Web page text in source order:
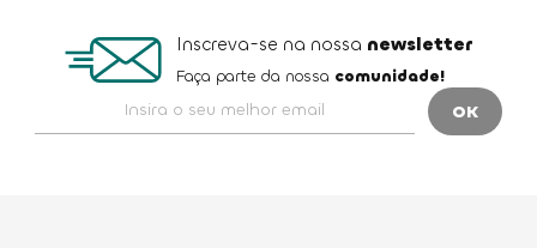
Inscreva-se na nossa newsletter
Faça parte da nossa comunidade!